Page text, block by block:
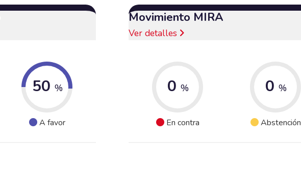
50 %
A favor
Movimiento MIRA
Ver detalles
0 %
En contra
0 %
Abstención